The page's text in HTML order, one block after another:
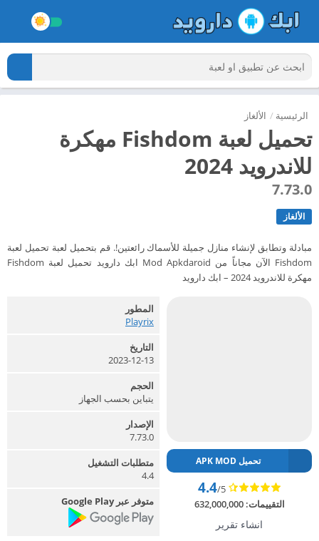
الرئيسية / الألغاز
تحميل لعبة Fishdom مهكرة
للاندرويد 2024
7.73.0
الألغاز
مبادلة وتطابق لإنشاء منازل جميلة للأسماك رائعتين!. قم بتحميل لعبة تحميل لعبة
Fishdom الآن مجاناً من Mod Apkdaroid ابك دارويد تحميل لعبة Fishdom
مهكرة للاندرويد 2024 – ابك دارويد
تحميل APK MOD
4.4/5
التقييمات:632,000,000
انشاء تقرير
المطور
Playrix‏
التاريخ
2023-12-13
الحجم
يتباين بحسب الجهاز
الإصدار
7.73.0
متطلبات التشغيل
4.4
متوفر عبر Google Play